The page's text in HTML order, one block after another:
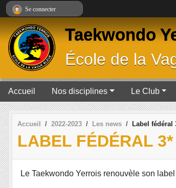
Taekwondo
École de la
Accueil Nos disciplines Le Club
Accueil 2022-2023 Les news Label fédéral
LABEL FÉDÉRAL 3*
Le Taekwondo Yerrois renouvèle son
Se connecter
Panneau de gestion des cookies